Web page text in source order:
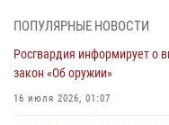
В Управлении Росгвардии
избирательного права
31 июля 2026, 03:26
ПОПУЛЯРНЫЕ НОВОСТИ
Росгвардия информирует о
закон «Об оружии»
16 июля 2026, 01:07